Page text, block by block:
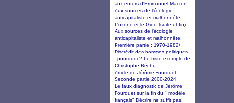
aux enfers d'Emmanuel Macron.
Aux sources de l'écologie
anticapitaliste et malhonnête -
L'ozone et le Giec. (suite et fin)
Aux sources de l'écologie
anticapitaliste et malhonnête.
Première partie : 1970-1982/
Discrédit des hommes politiques
: pourquoi ? Le triste exemple de
Christophe Béchu.
Article de Jérôme Fourquet -
Seconde partie 2000-2024
Le faux diagnostic de Jérôme
Fourquet sur la fin du " modèle
français" Décrire ne suffit pas.